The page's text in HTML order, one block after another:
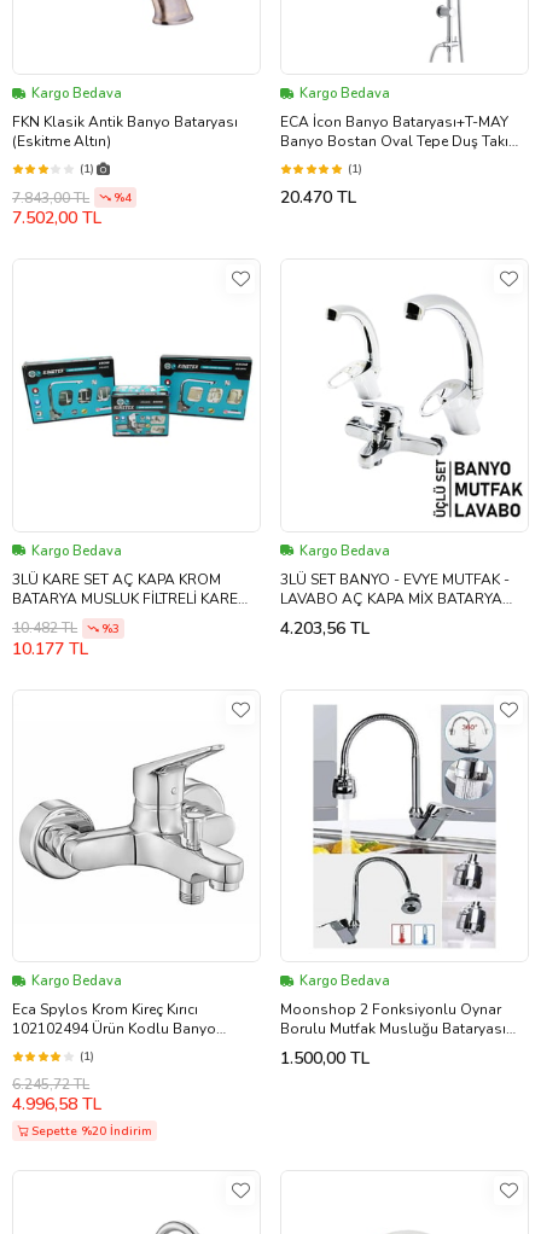
Kargo Bedava
FKN Klasik Antik Banyo Bataryası
(Eskitme Altın)
(1)
7.843,00 TL %4
7.502,00 TL
Kargo Bedava
ECA İcon Banyo Bataryası+T-MAY
Banyo Bostan Oval Tepe Duş Takımı
(1)
20.470 TL
Kargo Bedava
3LÜ KARE SET AÇ KAPA KROM
BATARYA MUSLUK FİLTRELİ KARE
BANYO+KARE EVYE MUTFAK+KARE
LAVABO (5343)
10.482 TL %3
10.177 TL
Kargo Bedava
3LÜ SET BANYO - EVYE MUTFAK -
LAVABO AÇ KAPA MİX BATARYA
MUSLUK (5343)
4.203,56 TL
Kargo Bedava
Eca Spylos Krom Kireç Kırıcı
102102494 Ürün Kodlu Banyo
Bataryası
(1)
6.245,72 TL
4.996,58 TL
Sepette %20 İndirim
Kargo Bedava
Moonshop 2 Fonksiyonlu Oynar
Borulu Mutfak Musluğu Bataryası
Çeşmesi
1.500,00 TL